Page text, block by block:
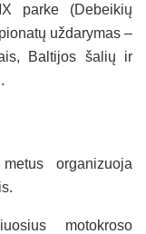
parke (Debeikių
uždarymas –
Baltijos šalių ir
organizuoja
motokroso